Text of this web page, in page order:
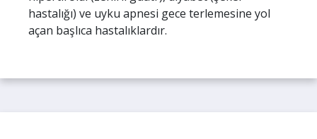
hastalığı) ve uyku apnesi gece terlemesine yol
açan başlıca hastalıklardır.